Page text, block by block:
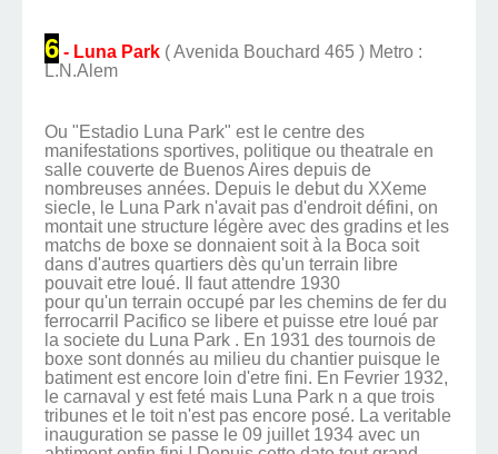
6 - Luna Park ( Avenida Bouchard 465 ) Metro :
L.N.Alem
Ou "Estadio Luna Park" est le centre des
manifestations sportives, politique ou theatrale en
salle couverte de Buenos Aires depuis de
nombreuses années. Depuis le debut du XXeme
siecle, le Luna Park n'avait pas d'endroit défini, on
montait une structure légère avec des gradins et les
matchs de boxe se donnaient soit à la Boca soit
dans d'autres quartiers dès qu'un terrain libre
pouvait etre loué. Il faut attendre 1930
pour qu'un terrain occupé par les chemins de fer du
ferrocarril Pacifico se libere et puisse etre loué par
la societe du Luna Park . En 1931 des tournois de
boxe sont donnés au milieu du chantier puisque le
batiment est encore loin d'etre fini. En Fevrier 1932,
le carnaval y est feté mais Luna Park n a que trois
tribunes et le toit n'est pas encore posé. La veritable
inauguration se passe le 09 juillet 1934 avec un